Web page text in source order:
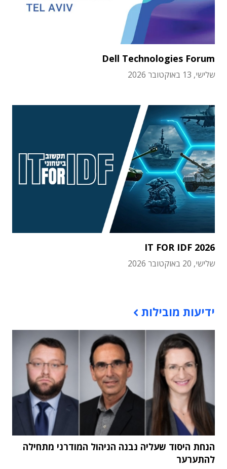
Dell Technologies Forum
שלישי, 13 באוקטובר 2026
IT FOR IDF 2026
שלישי, 20 באוקטובר 2026
ידיעות מובילות
הנחת היסוד שעליה נבנה הניהול המודרני מתחילה
להתערער